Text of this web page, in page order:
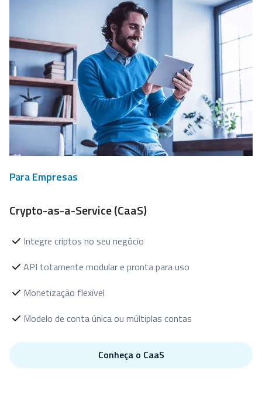
Para Empresas
Crypto-as-a-Service (CaaS)
Integre criptos no seu negócio
API totamente modular e pronta para uso
Monetização flexível
Modelo de conta única ou múltiplas contas
Conheça o CaaS